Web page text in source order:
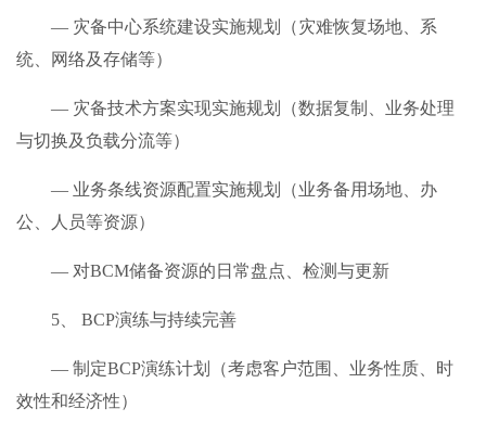
— 灾备中心系统建设实施规划（灾难恢复场地、系
统、网络及存储等）
— 灾备技术方案实现实施规划（数据复制、业务处理
与切换及负载分流等）
— 业务条线资源配置实施规划（业务备用场地、办
公、人员等资源）
— 对BCM储备资源的日常盘点、检测与更新
5、 BCP演练与持续完善
— 制定BCP演练计划（考虑客户范围、业务性质、时
效性和经济性）